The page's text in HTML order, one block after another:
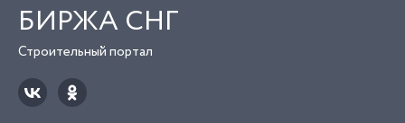
БИРЖА СНГ
Строительный портал